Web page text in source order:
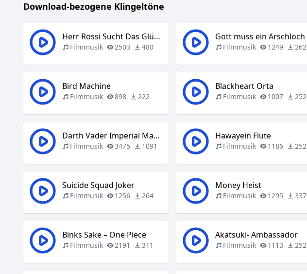
Download-bezogene Klingeltöne
Herr Rossi Sucht Das Glück
Filmmusik 2503 480 Filmmusik 1249 262
Bird Machine
Filmmusik 898 222
Blackheart Orta
Filmmusik 1007 252
Darth Vader Imperial March
Filmmusik 3475 1091
Hawayein Flute
Filmmusik 1186 252
Suicide Squad Joker
Filmmusik 1256 264
Money Heist
Filmmusik 1295 337
Binks Sake – One Piece
Filmmusik 2191 311
Akatsuki- Ambassador
Filmmusik 1113 252